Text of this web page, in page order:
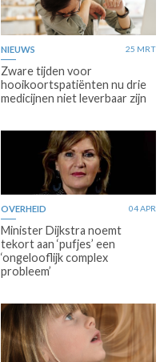
NIEUWS 25 MRT
Zware tijden voor
hooikoortspatiënten nu drie
medicijnen niet leverbaar zijn
OVERHEID 04 APR
Minister Dijkstra noemt
tekort aan ‘pufjes’ een
‘ongelooflijk complex
probleem’